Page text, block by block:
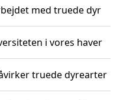
med truede dyr
i vores haver
truede dyrearter